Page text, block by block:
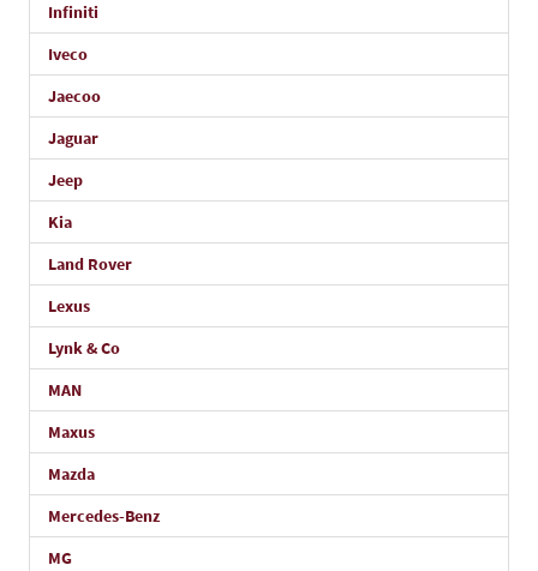
Infiniti
Iveco
Jaecoo
Jaguar
Jeep
Kia
Land Rover
Lexus
Lynk & Co
MAN
Maxus
Mazda
Mercedes-Benz
MG